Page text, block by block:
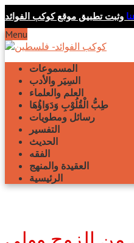
وثبت تطبيق موقع كوكب الفوائد
Menu
المسموعات
السِيَر والأدب
العلم والعلماء
طِبُّ الْقُلُوْبِ وَدَوَاؤُهَا
رسائل ومطويات
التفسير
الحديث
الفقه
العقيدة والمنهج
الرئيسية